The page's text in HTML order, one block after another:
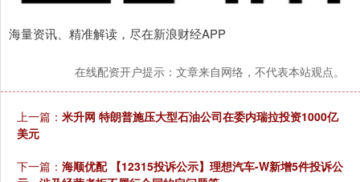
海量资讯、精准解读，尽在新浪财经APP
在线配资开户提示：文章来自网络，不代表本站观点。
上一篇： 米升网 特朗普施压大型石油公司在委内瑞拉投资1000亿
美元
下一篇： 海顺优配 【12315投诉公示】理想汽车-W新增5件投诉公